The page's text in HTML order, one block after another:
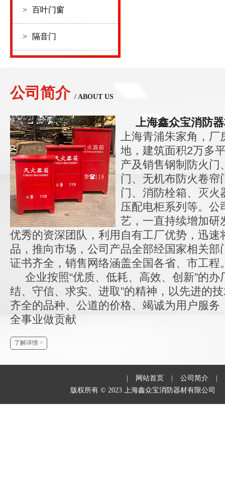
> 百叶门窗
> 隔音门
公司简介 / ABOUT US
上海鑫众宝消防器
上海青浦朱家角，厂
地，建筑面积2万多
产及销售钢制防火门
门、无机布防火卷帘
门、消防栓箱、灭火
压配电柜系列等。公
艺，一直持续增加研
优秀的资深团队，利用自有工厂优势，迅速
品，推向市场，公司产品全部经国家相关部
证书齐全，销售网络涵盖全国各省、市工程
企业按照“优质、低耗、高效、创新”的办
结、守信、求实、进取”的精神，以先进的
齐全的品种、公道的价格、竭诚为用户服务
全事业做贡献
了解详情 >
网站首页 公司简介
版权所有 © 2023 上海鑫众宝消防器材有限公